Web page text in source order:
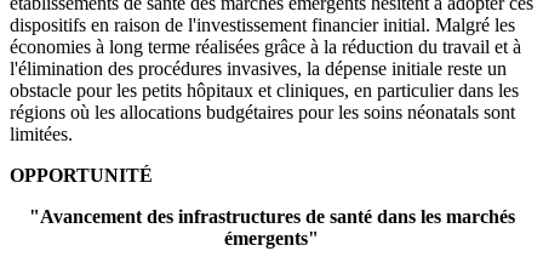
dispositifs en raison de l'investissement financier initial. Malgré les
économies à long terme réalisées grâce à la réduction du travail et à
l'élimination des procédures invasives, la dépense initiale reste un
obstacle pour les petits hôpitaux et cliniques, en particulier dans les
régions où les allocations budgétaires pour les soins néonatals sont
limitées.
OPPORTUNITÉ
"Avancement des infrastructures de santé dans les marchés
émergents"